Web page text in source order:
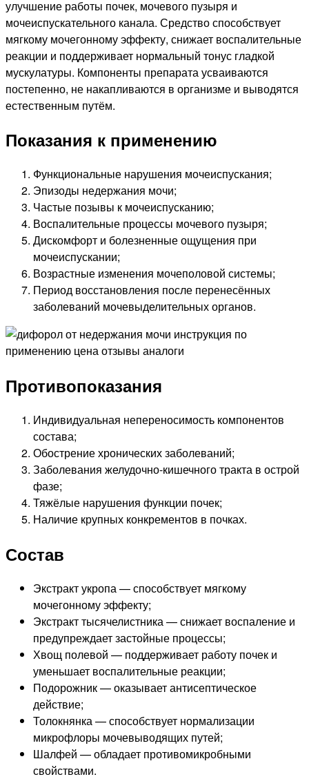
улучшение работы почек, мочевого пузыря и
мочеиспускательного канала. Средство способствует
мягкому мочегонному эффекту, снижает воспалительные
реакции и поддерживает нормальный тонус гладкой
мускулатуры. Компоненты препарата усваиваются
постепенно, не накапливаются в организме и выводятся
естественным путём.
Показания к применению
Функциональные нарушения мочеиспускания;
Эпизоды недержания мочи;
Частые позывы к мочеиспусканию;
Воспалительные процессы мочевого пузыря;
Дискомфорт и болезненные ощущения при
мочеиспускании;
Возрастные изменения мочеполовой системы;
Период восстановления после перенесённых
заболеваний мочевыделительных органов.
Противопоказания
Индивидуальная непереносимость компонентов
состава;
Обострение хронических заболеваний;
Заболевания желудочно-кишечного тракта в острой
фазе;
Тяжёлые нарушения функции почек;
Наличие крупных конкрементов в почках.
Состав
Экстракт укропа — способствует мягкому
мочегонному эффекту;
Экстракт тысячелистника — снижает воспаление и
предупреждает застойные процессы;
Хвощ полевой — поддерживает работу почек и
уменьшает воспалительные реакции;
Подорожник — оказывает антисептическое
действие;
Толокнянка — способствует нормализации
микрофлоры мочевыводящих путей;
Шалфей — обладает противомикробными
свойствами.